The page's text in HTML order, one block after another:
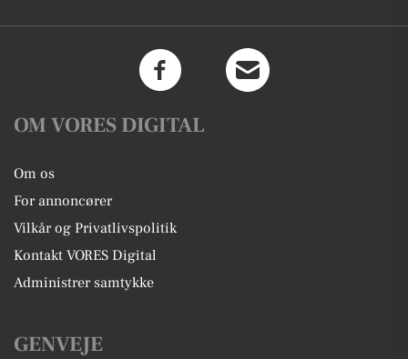
OM VORES DIGITAL
Om os
For annoncører
Vilkår og Privatlivspolitik
Kontakt VORES Digital
Administrer samtykke
GENVEJE